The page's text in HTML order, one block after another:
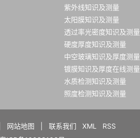
紫外线知识及测量
太阳膜知识及测量
透过率光密度知识及测量
硬度厚度知识及测量
中空玻璃知识及厚度测量
镀膜知识及厚度在线测量
水质检测知识及测量
照度检测知识及测量
网站地图 联系我们 XML
RSS